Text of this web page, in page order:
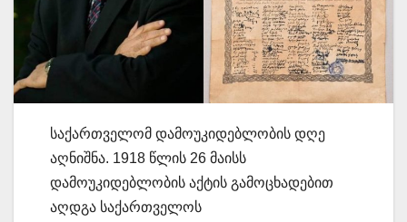
საქართველომ დამოუკიდებლობის დღე
აღნიშნა. 1918 წლის 26 მაისს
დამოუკიდებლობის აქტის გამოცხადებით
აღდგა საქართველოს